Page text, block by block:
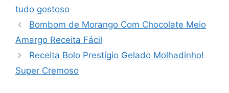
tudo gostoso
Bombom de Morango Com Chocolate Meio
Amargo Receita Fácil
Receita Bolo Prestígio Gelado Molhadinho!
Super Cremoso